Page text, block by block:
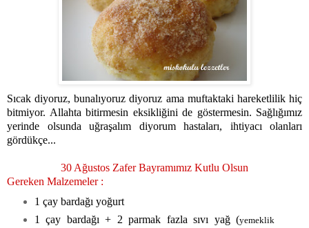
Sıcak diyoruz, bunalıyoruz diyoruz ama muftaktaki hareketlilik hiç
bitmiyor. Allahta bitirmesin eksikliğini de göstermesin. Sağlığımız
yerinde olsunda uğraşalım diyorum hastaları, ihtiyacı olanları
gördükçe...
30 Ağustos Zafer Bayramımız Kutlu Olsun
Gereken Malzemeler :
1 çay bardağı yoğurt
1 çay bardağı + 2 parmak fazla sıvı yağ (yemeklik